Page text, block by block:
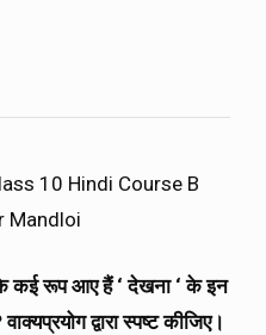
10 Hindi Course B
Mandloi
कई रूप आए हैं ‘ देखना ‘ के इन
द्वारा स्पष्ट कीजिए।